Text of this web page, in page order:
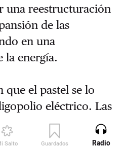
Salto Guardados Revista
una reestructuración
de las
en una
la energía.
que el pastel se lo
eléctrico. Las
—Iberdrola, Enel
y Naturgy—, junto
Radio